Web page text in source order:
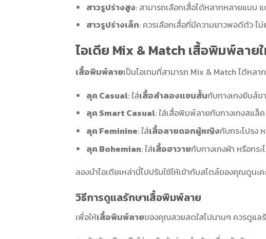
สาวรูปร่างสูง: สามารถเลือกเสื้อได้หลากหลายแบบ
สาวรูปร่างเล็ก: ควรเลือกเสื้อที่มีความยาวพอดีตัว ไ
ไอเดีย Mix & Match เสื้อพิมพ์ลาย
เสื้อพิมพ์ลายเป็นไอเทมที่สามารถ Mix & Match ได้หลา
ลุค Casual: ใส่เสื้อลำลองแขนสั้นกับกางเกงยีนส์ข
ลุค Smart Casual: ใส่เสื้อพิมพ์ลายกับกางเกงสแล็
ลุค Feminine: ใส่เสื้อลายดอกผู้หญิงกับกระโปรง
ลุค Bohemian: ใส่เสื้อฮาวายกับกางเกงผ้า หรือกระ
ลองนำไอเดียเหล่านี้ไปปรับใช้ให้เข้ากับสไตล์ของคุณดูน
วิธีการดูแลรักษาเสื้อพิมพ์ลาย
เพื่อให้เสื้อพิมพ์ลายของคุณสวยสดใสไปนานๆ ควรดูแล